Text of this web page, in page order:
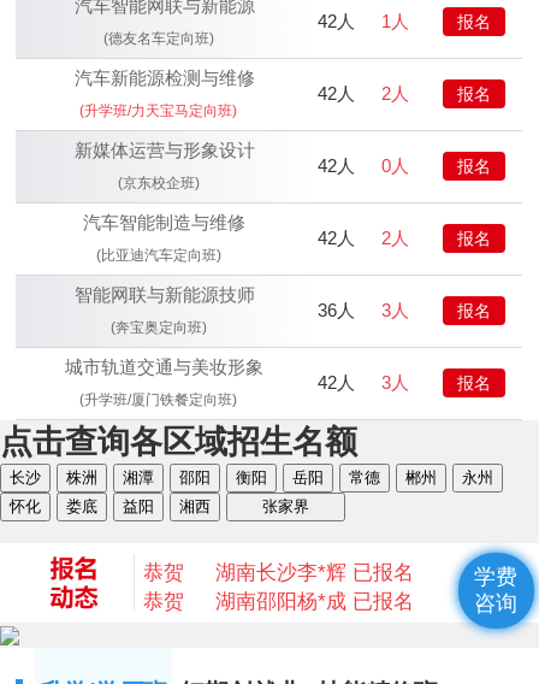
汽车智能网联与新能源
(德友名车定向班)
42人 1人 报名
汽车新能源检测与维修
(升学班/力天宝马定向班)
42人 2人 报名
新媒体运营与形象设计
(京东校企班)
42人 0人 报名
汽车智能制造与维修
(比亚迪汽车定向班)
42人 2人 报名
智能网联与新能源技师
(奔宝奥定向班)
36人 3人 报名
城市轨道交通与美妆形象
(升学班/厦门铁餐定向班)
42人 3人 报名
点击查询各区域招生名额
长沙 株洲 湘潭 邵阳 衡阳 岳阳 常德 郴州
永州
怀化
娄底 益阳 湘西 张家界
恭贺 湖南衡阳何* 已报名
恭贺
湖南益阳陈* 已报名
恭贺
湖南湘西何*凡 已报名
恭贺
湖南长沙李*辉 已报名
恭贺
湖南邵阳杨*成 已报名
学费
咨询